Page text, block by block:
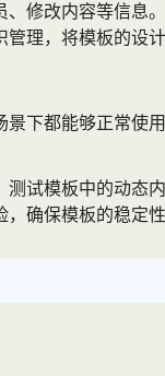
修改内容等信
理，将模板的设
下都能够正常
试模板中的动
确保模板的稳定性